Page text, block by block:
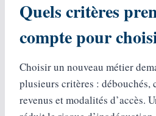
Quels critères
compte pour
Choisir un nouveau métier
plusieurs critères :
revenus et modalités d’accès.